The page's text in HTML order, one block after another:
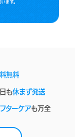
無料
も休まず発送
ターケアも万全